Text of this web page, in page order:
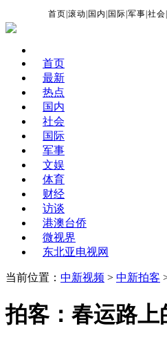
首页 |滚动 国内 国际 |军事 |社会
首页
最新
热点
国内
社会
国际
军事
文娱
体育
财经
访谈
港澳台侨
微视界
东北亚电视网
当前位置： 中新视频 > 中新拍客
拍客：春运路上